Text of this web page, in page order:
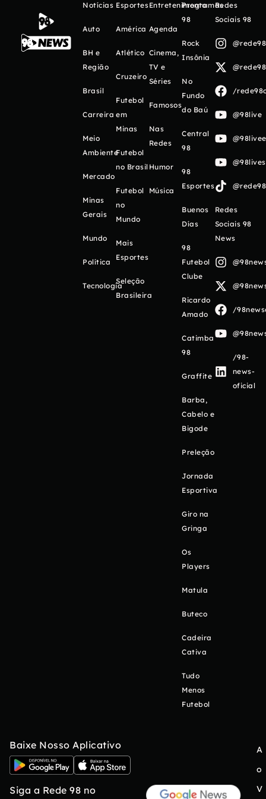
Notícias
Auto
BH e
Região
Brasil
Carreira
Meio
Ambiente
Mercado
Minas
Gerais
Mundo
Política
Tecnologia
Esportes
América
Atlético
Cruzeiro
Futebol
em
Minas
Futebol
no Brasil
Futebol
no
Mundo
Mais
Esportes
Seleção
Brasileira
Entretenimento
Agenda
Cinema,
TV e
Séries
Famosos
Nas
Redes
Humor
Música
Programas
98
Rock
Insônia
No
Fundo
do Baú
Central
98
98
Esportes
Buenos
Días
98
Futebol
Clube
Ricardo
Amado
Catimba
98
Graffite
Barba,
Cabelo e
Bigode
Preleção
Jornada
Esportiva
Giro na
Gringa
Os
Players
Matula
Buteco
Cadeira
Cativa
Tudo
Menos
Futebol
Redes
Sociais 98
/
@98live
Redes
Sociais 98
News
/
/98-
news-
oficial
Baixe Nosso Aplicativo
Siga a Rede 98 no
A
o
V